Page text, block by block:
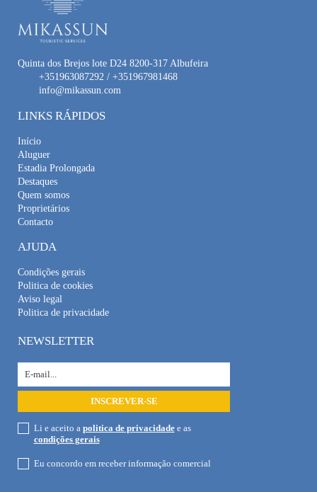
Quinta dos Brejos lote D24 8200-317 Albufeira
+351963087292 / +351967981468
info@mikassun.com
LINKS RÁPIDOS
Início
Aluguer
Estadia Prolongada
Destaques
Quem somos
Proprietários
Contacto
AJUDA
Condições gerais
Politica de cookies
Aviso legal
Politica de privacidade
NEWSLETTER
Li e aceito a politica de privacidadee as
condições gerais
Eu concordo em receber informação comercial